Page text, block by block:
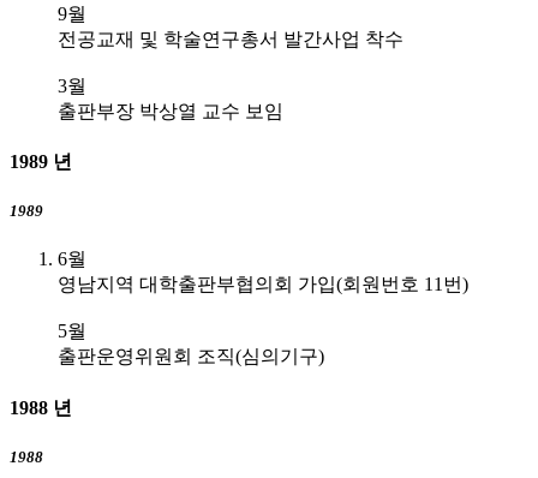
9월
전공교재 및 학술연구총서 발간사업 착수
3월
출판부장 박상열 교수 보임
1989 년
1989
6월
영남지역 대학출판부협의회 가입(회원번호 11번)
5월
출판운영위원회 조직(심의기구)
1988 년
1988